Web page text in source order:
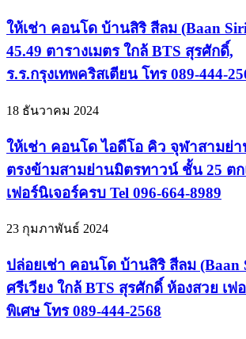
ให้เช่า คอนโด บ้านสิริ สีลม (Baan
45.49 ตารางเมตร ใกล้ BTS สุรศักดิ์,
ร.ร.กรุงเทพคริสเตียน โทร 089-444-
18 ธันวาคม 2024
ให้เช่า คอนโด ไอดีโอ คิว จุฬาสามย่
ตรงข้ามสามย่านมิตรทาวน์ ชั้น 25 ต
เฟอร์นิเจอร์ครบ Tel 096-664-8989
23 กุมภาพันธ์ 2024
ปล่อยเช่า คอนโด บ้านสิริ สีลม (Baan
ศรีเวียง ใกล้ BTS สุรศักดิ์ ห้องสวย เฟ
พิเศษ โทร 089-444-2568